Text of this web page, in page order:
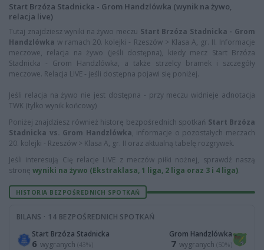
Start Brzóza Stadnicka - Grom Handzlówka (wynik na żywo,
relacja live)
Tutaj znajdziesz wyniki na żywo meczu Start Brzóza Stadnicka - Grom
Handzlówka w ramach 20. kolejki - Rzeszów > Klasa A, gr. II. Informacje
meczowe, relacja na żywo (jeśli dostępna), kiedy mecz Start Brzóza
Stadnicka - Grom Handzlówka, a także strzelcy bramek i szczegóły
meczowe. Relacja LIVE - jeśli dostępna pojawi się poniżej.
Jeśli relacja na żywo nie jest dostępna - przy meczu widnieje adnotacja
TWK (tylko wynik końcowy)
Poniżej znajdziesz również historę bezpośrednich spotkań Start Brzóza
Stadnicka vs. Grom Handzlówka, informacje o pozostałych meczach
20. kolejki - Rzeszów > Klasa A, gr. II oraz aktualną tabelę rozgrywek.
Jeśli interesują Cię relacje LIVE z meczów piłki nożnej, sprawdź naszą
stronę wyniki na żywo (Ekstraklasa, 1 liga, 2 liga oraz 3 i 4 liga).
HISTORIA BEZPOŚREDNICH SPOTKAŃ
BILANS · 14 BEZPOŚREDNICH SPOTKAŃ
Start Brzóza Stadnicka
6 wygranych (43%)
Grom Handzlówka
7 wygranych (50%)